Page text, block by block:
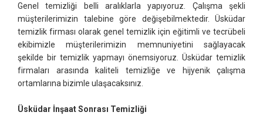
Genel temizliği belli aralıklarla yapıyoruz. Çalışma şekli
müşterilerimizin talebine göre değişebilmektedir. Üsküdar
temizlik firması olarak genel temizlik için eğitimli ve tecrübeli
ekibimizle müşterilerimizin memnuniyetini sağlayacak
şekilde bir temizlik yapmayı önemsiyoruz. Üsküdar temizlik
firmaları arasında kaliteli temizliğe ve hijyenik çalışma
ortamlarına bizimle ulaşacaksınız.
Üsküdar İnşaat Sonrası Temizliği